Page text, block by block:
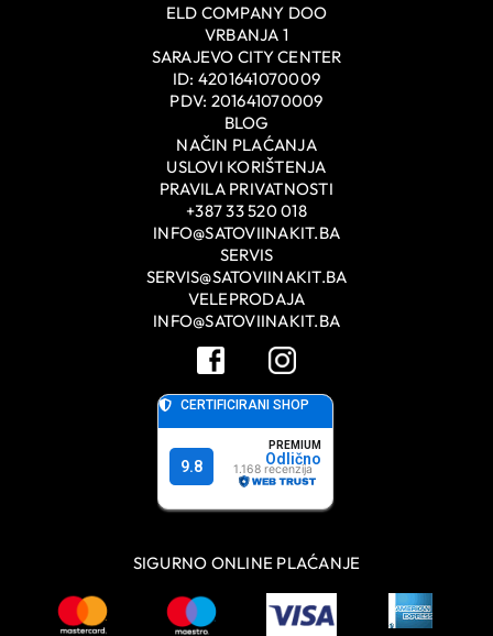
ELD COMPANY DOO
VRBANJA 1
SARAJEVO CITY CENTER
ID: 4201641070009
PDV: 201641070009
BLOG
NAČIN PLAĆANJA
USLOVI KORIŠTENJA
PRAVILA PRIVATNOSTI
+387 33 520 018
INFO@SATOVIINAKIT.BA
SERVIS
SERVIS@SATOVIINAKIT.BA
VELEPRODAJA
INFO@SATOVIINAKIT.BA
SIGURNO ONLINE PLAĆANJE